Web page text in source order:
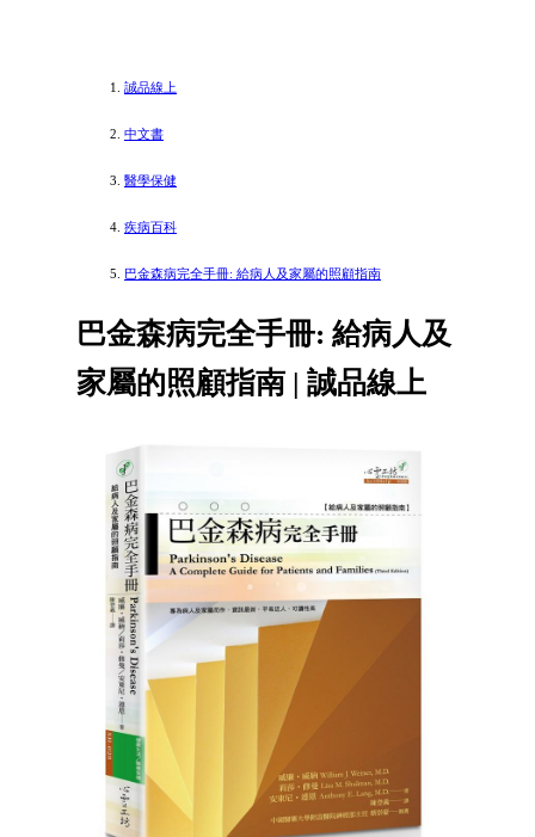
誠品線上
中文書
醫學保健
疾病百科
巴金森病完全手冊: 給病人及家屬的照顧指南
巴金森病完全手冊: 給病人及
家屬的照顧指南 | 誠品線上